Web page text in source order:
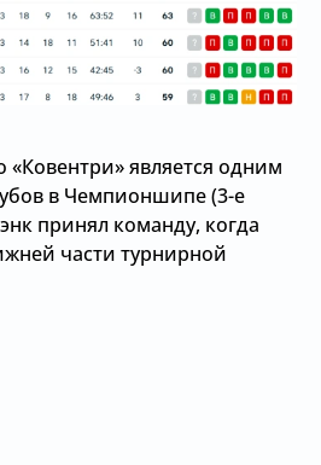
является одним
в Чемпионшипе (3-е
принял команду, когда
части турнирной